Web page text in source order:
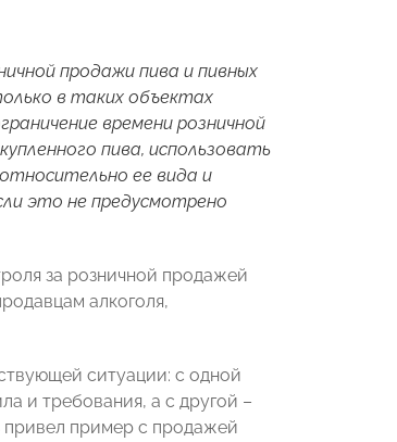
продажи пива и пивных
в таких объектах
времени розничной
пива, использовать
ее вида и
это не предусмотрено
за розничной продажей
алкоголя,
ситуации: с одной
и требования, а с другой –
привел пример с продажей